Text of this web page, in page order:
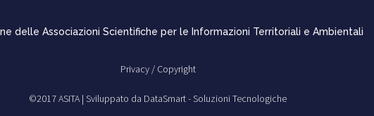
delle Associazioni Scientifiche per le Informazioni Territoriali e Ambientali
Privacy / Copyright
©2017 ASITA | Sviluppato da DataSmart - Soluzioni Tecnologiche